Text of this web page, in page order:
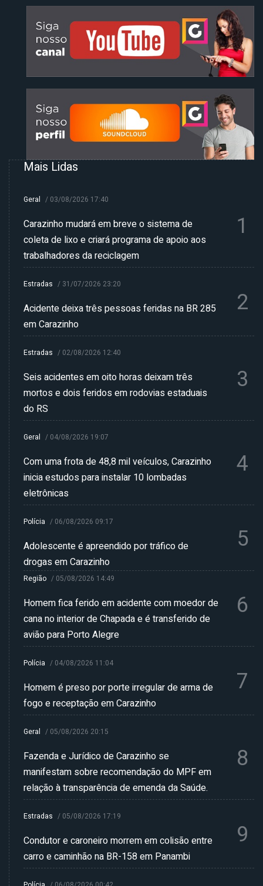
Mais Lidas
Geral / 03/08/2026 17:40
Carazinho mudará em breve o sistema de
coleta de lixo e criará programa de apoio aos
trabalhadores da reciclagem
1
Estradas / 31/07/2026 23:20
Acidente deixa três pessoas feridas na BR 285
em Carazinho
2
Estradas / 02/08/2026 12:40
Seis acidentes em oito horas deixam três
mortos e dois feridos em rodovias estaduais
do RS
3
Geral / 04/08/2026 19:07
Com uma frota de 48,8 mil veículos, Carazinho
inicia estudos para instalar 10 lombadas
eletrônicas
4
Polícia / 06/08/2026 09:17
Adolescente é apreendido por tráfico de
drogas em Carazinho
5
Região / 05/08/2026 14:49
Homem fica ferido em acidente com moedor de
cana no interior de Chapada e é transferido de
avião para Porto Alegre
6
Polícia / 04/08/2026 11:04
Homem é preso por porte irregular de arma de
fogo e receptação em Carazinho
7
Geral / 05/08/2026 20:15
Fazenda e Jurídico de Carazinho se
manifestam sobre recomendação do MPF em
relação à transparência de emenda da Saúde.
8
Estradas / 05/08/2026 17:19
Condutor e caroneiro morrem em colisão entre
carro e caminhão na BR-158 em Panambi
9